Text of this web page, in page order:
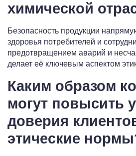
химической
Безопасность продукции
здоровья потребителей и
предотвращением аварий и
делает её ключевым аспектом
Каким образом
могут повысить
доверия
этические